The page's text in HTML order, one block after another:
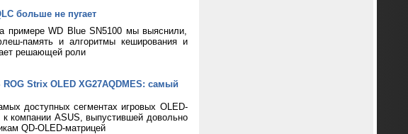
больше не пугает
примере WD Blue SN5100 мы выяснили,
память и алгоритмы кеширования и
решающей роли
Strix OLED XG27AQDMES: самый
доступных сегментах игровых OLED-
компании ASUS, выпустившей довольно
QD-OLED-матрицей